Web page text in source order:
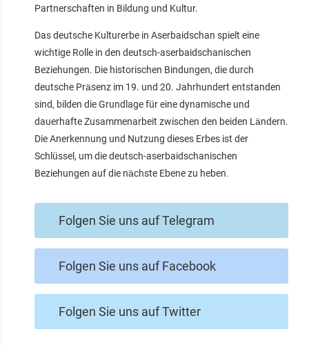
Partnerschaften in Bildung und Kultur.
Das deutsche Kulturerbe in Aserbaidschan spielt eine
wichtige Rolle in den deutsch-aserbaidschanischen
Beziehungen. Die historischen Bindungen, die durch
deutsche Präsenz im 19. und 20. Jahrhundert entstanden
sind, bilden die Grundlage für eine dynamische und
dauerhafte Zusammenarbeit zwischen den beiden Ländern.
Die Anerkennung und Nutzung dieses Erbes ist der
Schlüssel, um die deutsch-aserbaidschanischen
Beziehungen auf die nächste Ebene zu heben.
Folgen Sie uns auf Telegram
Folgen Sie uns auf Facebook
Folgen Sie uns auf Twitter